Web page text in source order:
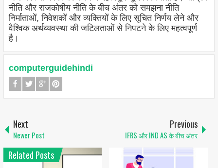
नीति और राजकोषीय नीति के बीच अंतर को समझना नीति
निर्माताओं, निवेशकों और व्यक्तियों के लिए सूचित निर्णय लेने और
वैश्विक अर्थव्यवस्था की जटिलताओं से निपटने के लिए महत्वपूर्ण
है।
computerguidehindi
Next
Newer Post
Previous
IFRS और IND AS के बीच अंतर
Related Posts